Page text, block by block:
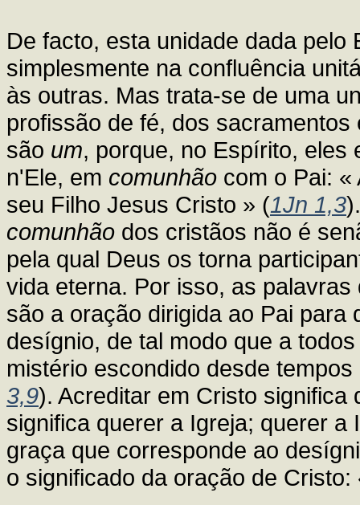
De facto, esta unidade dada pelo
simplesmente na confluência
às outras. Mas trata-se de uma
profissão de fé, dos
são um, porque, no Espírito, eles
n'Ele, em comunhão com o Pai:
seu Filho Jesus Cristo » (1Jn 1,3
comunhão dos cristãos não é
pela qual Deus os torna
vida eterna. Por isso, as
são a oração dirigida ao Pai
desígnio, de tal modo que a
mistério escondido desde
3,9). Acreditar em Cristo significa
significa querer a Igreja; querer
graça que corresponde ao
o significado da oração de